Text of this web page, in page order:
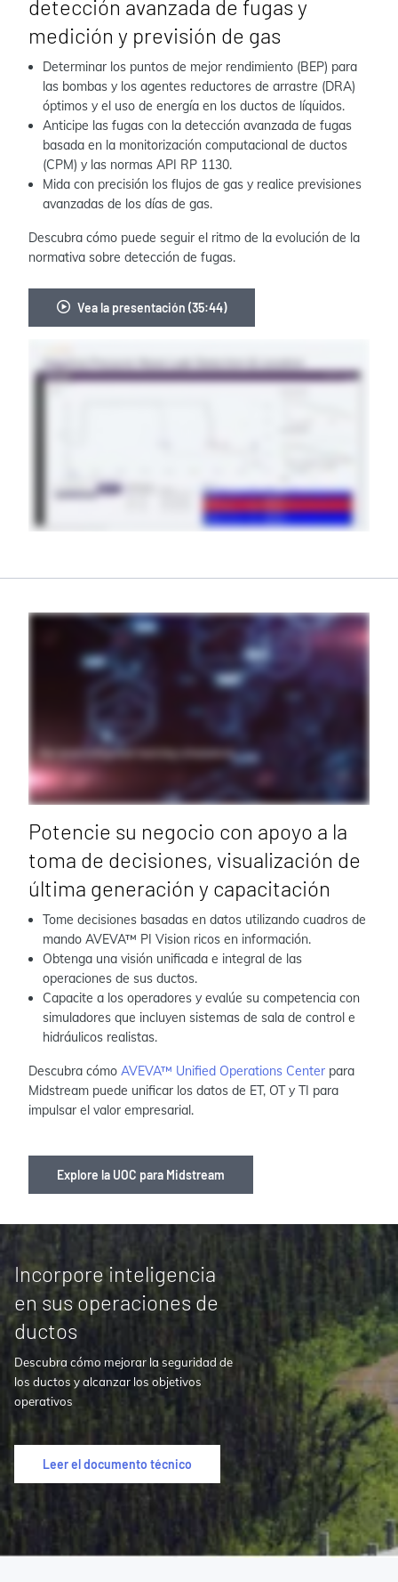
detección avanzada de fugas y
medición y previsión de gas
Determinar los puntos de mejor rendimiento (BEP) para
las bombas y los agentes reductores de arrastre (DRA)
óptimos y el uso de energía en los ductos de líquidos.
Anticipe las fugas con la detección avanzada de fugas
basada en la monitorización computacional de ductos
(CPM) y las normas API RP 1130.
Mida con precisión los flujos de gas y realice previsiones
avanzadas de los días de gas.
Descubra cómo puede seguir el ritmo de la evolución de la
normativa sobre detección de fugas.
Vea la presentación (35:44)
Potencie su negocio con apoyo a la
toma de decisiones, visualización de
última generación y capacitación
Tome decisiones basadas en datos utilizando cuadros de
mando AVEVA™ PI Vision ricos en información.
Obtenga una visión unificada e integral de las
operaciones de sus ductos.
Capacite a los operadores y evalúe su competencia con
simuladores que incluyen sistemas de sala de control e
hidráulicos realistas.
Descubra cómo AVEVA™ Unified Operations Center para
Midstream puede unificar los datos de ET, OT y TI para
impulsar el valor empresarial.
Explore la UOC para Midstream
Incorpore inteligencia
en sus operaciones de
ductos
Descubra cómo mejorar la seguridad de
los ductos y alcanzar los objetivos
operativos
Leer el documento técnico